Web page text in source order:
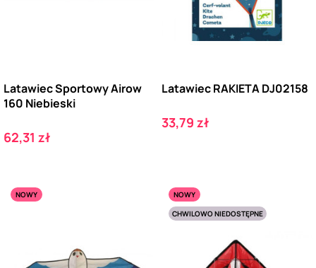
Latawiec Sportowy Airow
160 Niebieski
Cena
62,31 zł
Latawiec RAKIETA DJ02158
Cena
33,79 zł
NOWY
NOWY
CHWILOWO NIEDOSTĘPNE